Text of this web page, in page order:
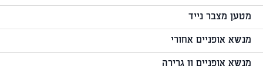
מטען מצבר נייד
מנשא אופניים אחורי
מנשא אופניים וו גרירה